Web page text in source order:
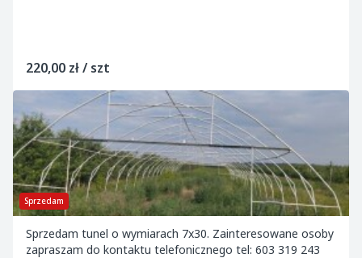
220,00 zł / szt
Sprzedam
Sprzedam tunel o wymiarach 7x30. Zainteresowane osoby
zapraszam do kontaktu telefonicznego tel: 603 319 243